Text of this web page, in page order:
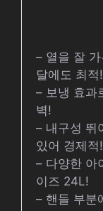
– 열을 잘
달에도 최적!
– 보냉 효과
벽!
– 내구성 뛰
있어 경제적!
– 다양한 아
이즈 24L!
– 핸들 부분